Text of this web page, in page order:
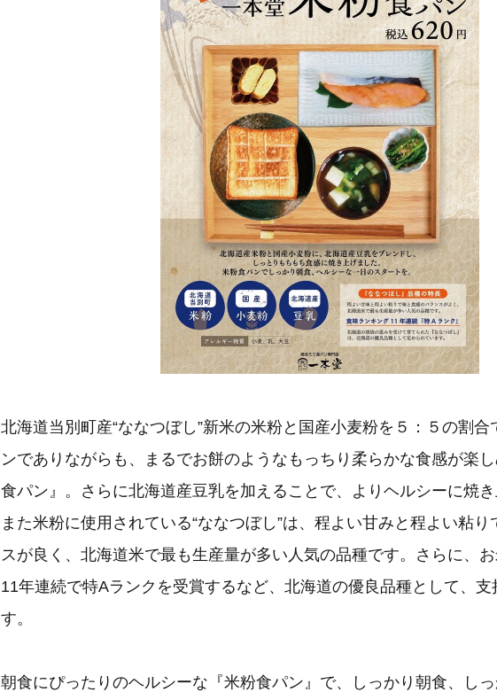
北海道当別町産“ななつぼし”新米の米粉と国産小麦粉を５：５の割
ンでありながらも、まるでお餅のようなもっちり柔らかな食感が楽
食パン』。さらに北海道産豆乳を加えることで、よりヘルシーに焼き
また米粉に使用されている“ななつぼし”は、程よい甘みと程よい粘
スが良く、北海道米で最も生産量が多い人気の品種です。さらに、
11年連続で特Aランクを受賞するなど、北海道の優良品種として、
す。
朝食にぴったりのヘルシーな『米粉食パン』で、しっかり朝食、し